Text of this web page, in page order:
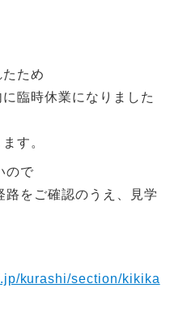
ため
臨時休業になりました
す。
ので
路をご確認のうえ、見学
kurashi/section/kikika